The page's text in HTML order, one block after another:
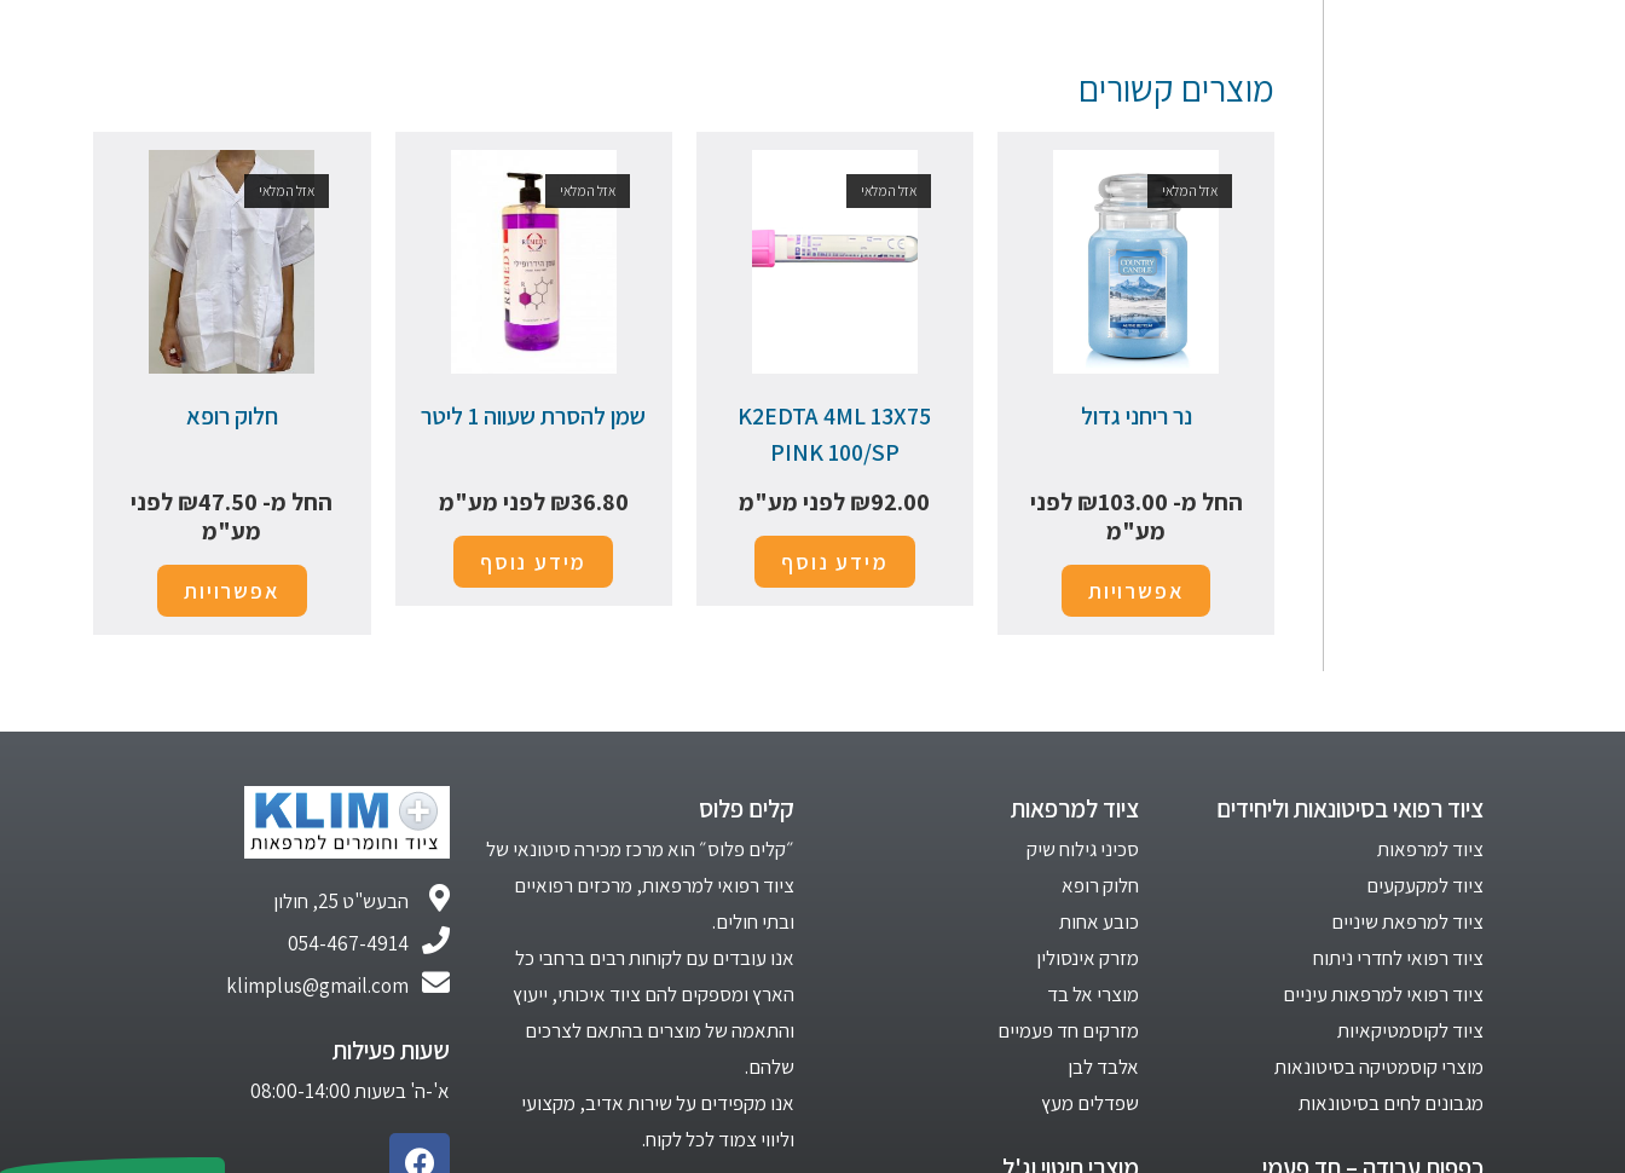
מוצרים קשורים
אזל המלאי
נר ריחני גדול
החל מ- ₪103.00
לפני
מע"מ
אפשרויות
אזל המלאי
K2EDTA 4ML 13X75
PINK 100/SP
₪92.00 לפני מע"מ
מידע נוסף
אזל המלאי
שמן להסרת שעווה 1 ליטר
₪36.80 לפני מע"מ
מידע נוסף
אזל המלאי
חלוק רופא
החל מ- ₪47.50
לפני
מע"מ
אפשרויות
ציוד רפואי בסיטונאות וליחידים
ציוד למרפאות
ציוד למקעקעים
ציוד למרפאת שיניים
ציוד רפואי לחדרי ניתוח
ציוד רפואי למרפאות עיניים
ציוד לקוסמטיקאיות
מוצרי קוסמטיקה בסיטונאות
מגבונים לחים בסיטונאות
ציוד למרפאות
סכיני גילוח שיק
חלוק רופא
כובע אחות
מזרק אינסולין
מוצרי אל בד
מזרקים חד פעמיים
אלבד לבן
שפדלים מעץ
קלים פלוס
״קלים פלוס״ הוא מרכז מכירה סיטונאי של
ציוד רפואי למרפאות, מרכזים רפואיים
ובתי חולים.
אנו עובדים עם לקוחות רבים ברחבי כל
הארץ ומספקים להם ציוד איכותי, ייעוץ
והתאמה של מוצרים בהתאם לצרכים
שלהם.
אנו מקפידים על שירות אדיב, מקצועי
וליווי צמוד לכל לקוח.
הבעש"ט 25, חולון
054-467-4914
klimplus@gmail.com
שעות פעילות
א'-ה' בשעות 08:00-14:00